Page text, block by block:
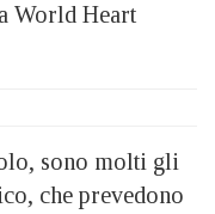
World Heart
sono molti gli
che prevedono